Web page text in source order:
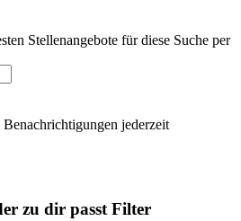
Stellenangebote für diese Suche per
jederzeit
zu dir passt Filter